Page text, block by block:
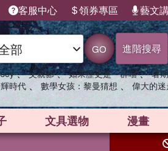
客服中心 領券專區 藝文
GO 進階搜尋
、 父親節 、 如果歷史是一群喵 、 暑
時代 、 數學女孩：黎曼猜想 、 偉大的
文具選物 漫畫